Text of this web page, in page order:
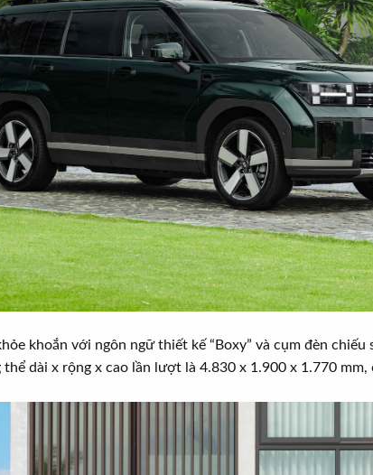
khoắn với ngôn ngữ thiết kế “Boxy” và cụm đèn
dài x rộng x cao lần lượt là 4.830 x 1.900 x 1.770 mm,